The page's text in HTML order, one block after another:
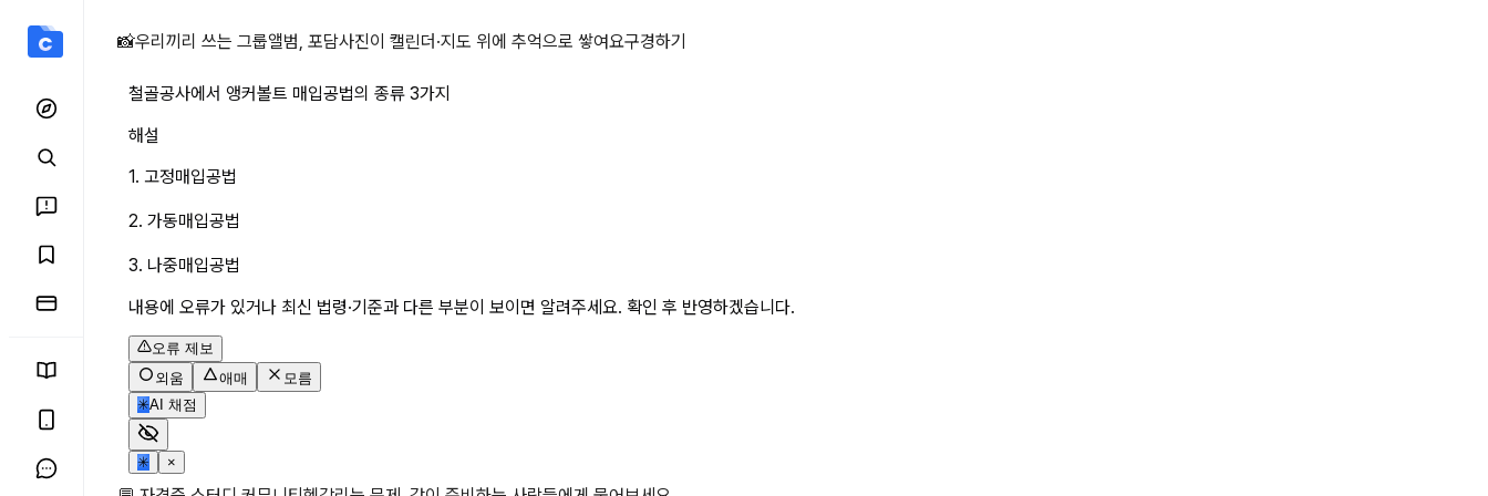
철골공사에서 앵커볼트 매입공법의 종류 3가지 상세 페이지
📸우리끼리 쓰는 그룹앨범, 포담사진이 캘린더·지도 위에 추억으로 쌓여요구경하기
철골공사에서 앵커볼트 매입공법의 종류 3가지
해설
1. 고정매입공법
2. 가동매입공법
3. 나중매입공법
내용에 오류가 있거나 최신 법령·기준과 다른 부분이 보이면 알려주세요. 확인 후 반영하겠습니다.
오류 제보
외움
애매
모름
✳AI 채점
✳ ×